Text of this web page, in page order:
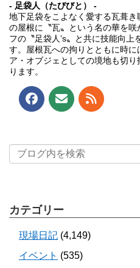
- 足袋人（たびびと） -
地下足袋をこよなく愛する瓦葺
の屋根に〝瓦〟という名の華を
フの〝足袋人’s〟と共に技能向上
す。屋根瓦への拘りとともに時
ア・オブジェとしての境地も切
ります。
カテゴリー
現場日記 (4,149)
イベント (535)